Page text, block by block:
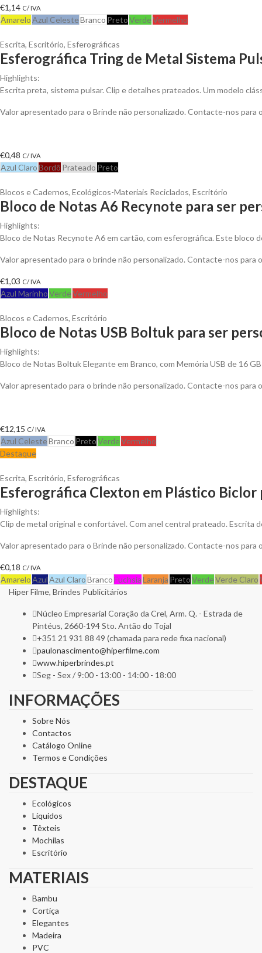
€1,14 C/ IVA
AmareloAzul CelesteBranco PretoVerdeVermelho
Escrita, Escritório, Esferográficas
Esferográfica Tring de Metal Sistema
Highlights:
Escrita preta, sistema pulsar. Clip e detalhes prateados. Um modelo
Valor apresentado para o Brinde não personalizado. Contacte-nos
€0,48 C/ IVA
Azul ClaroBordô Prateado Preto
Blocos e Cadernos, Ecológicos-Materiais Reciclados, Escritório
Bloco de Notas A6 Recynote para ser
Highlights:
Bloco de Notas Recynote A6 em cartão, com esferográfica. Este bloco
Valor apresentado para o brinde não personalizado. Contacte-nos
€1,03 C/ IVA
Azul MarinhoVerdeVermelho
Blocos e Cadernos, Escritório
Bloco de Notas USB Boltuk para ser
Highlights:
Bloco de Notas Boltuk Elegante em Branco, com Memória USB de 16 GB
Valor apresentado para o brinde não personalizado. Contacte-nos
€12,15 C/ IVA
Azul CelesteBranco PretoVerdeVermelho
Destaque
Escrita, Escritório, Esferográficas
Esferográfica Clexton em Plástico Biclor
Highlights:
Clip de metal original e confortável. Com anel central prateado. Escrita
Valor apresentado para o Brinde não personalizado. Contacte-nos
€0,18 C/ IVA
AmareloAzulAzul ClaroBrancoFuchsiaLaranja PretoVerdeVerde Claro
Hiper Filme, Brindes Publicitários
Núcleo Empresarial Coração da Crel, Arm. Q. - Estrada de
Pintéus, 2660-194 Sto. Antão do Tojal
+351 21 931 88 49 (chamada para rede fixa nacional)
paulonascimento@hiperfilme.com
www.hiperbrindes.pt
Seg - Sex / 9:00 - 13:00 - 14:00 - 18:00
INFORMAÇÕES
Sobre Nós
Contactos
Catálogo Online
Termos e Condições
DESTAQUE
Ecológicos
Líquidos
Têxteis
Mochilas
Escritório
MATERIAIS
Bambu
Cortiça
Elegantes
Madeira
PVC